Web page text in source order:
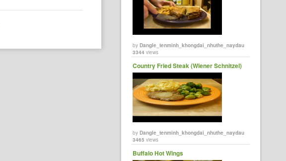
byDangle_tenminh_khongdai_nhuthe_naydau
3344 views
Country Fried Steak (Wiener Schnitzel)
byDangle_tenminh_khongdai_nhuthe_naydau
3465 views
Buffalo Hot Wings